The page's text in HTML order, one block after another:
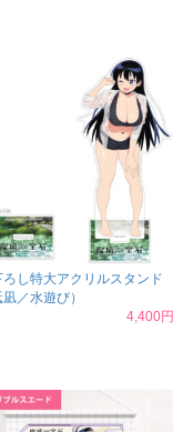
ろし特大アクリルスタンド
凪／水遊び）
4,400円